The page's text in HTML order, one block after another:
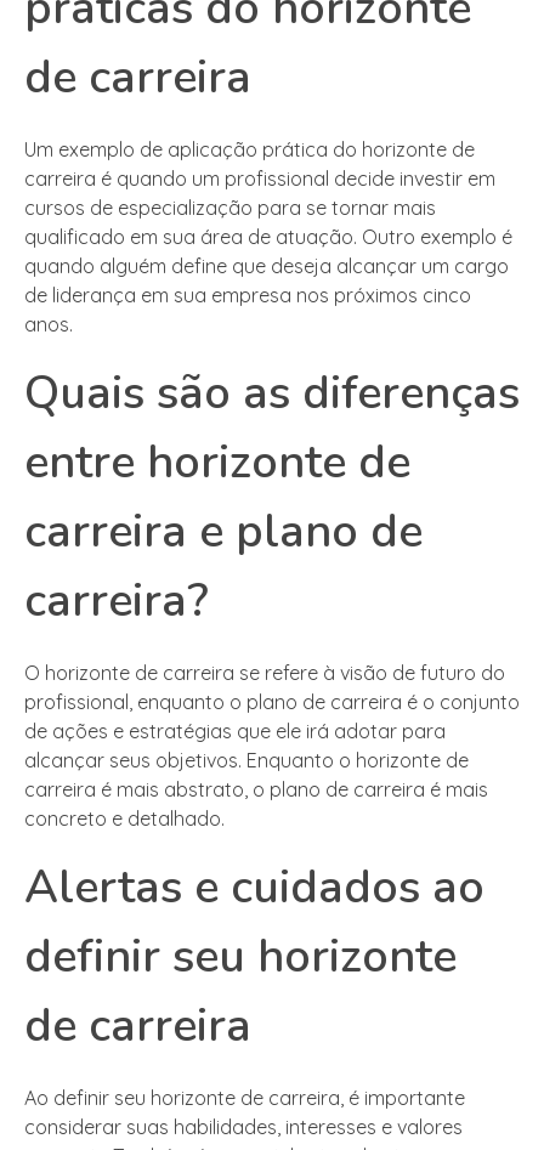
de carreira
Um exemplo de aplicação prática do horizonte de
carreira é quando um profissional decide investir em
cursos de especialização para se tornar mais
qualificado em sua área de atuação. Outro exemplo é
quando alguém define que deseja alcançar um cargo
de liderança em sua empresa nos próximos cinco
anos.
Quais são as diferenças
entre horizonte de
carreira e plano de
carreira?
O horizonte de carreira se refere à visão de futuro do
profissional, enquanto o plano de carreira é o conjunto
de ações e estratégias que ele irá adotar para
alcançar seus objetivos. Enquanto o horizonte de
carreira é mais abstrato, o plano de carreira é mais
concreto e detalhado.
Alertas e cuidados ao
definir seu horizonte
de carreira
Ao definir seu horizonte de carreira, é importante
considerar suas habilidades, interesses e valores